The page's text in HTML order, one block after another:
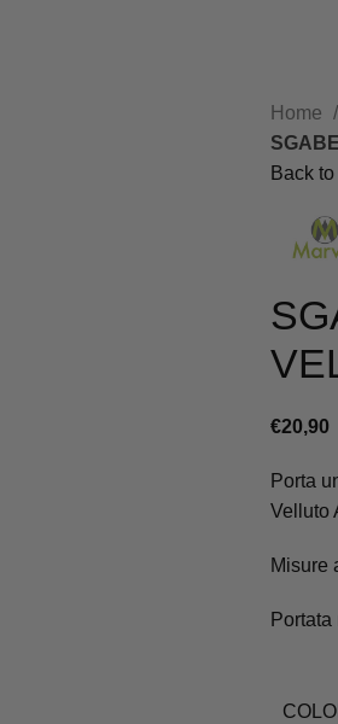
Home
Back
€20,90
Porta
Velluto
Misure
Portata